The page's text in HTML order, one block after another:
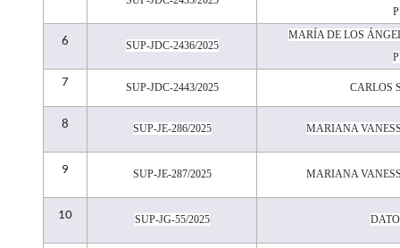
6 SUP-JDC-2436/2025
MARÍA DE LOS
7 SUP-JDC-2443/2025 CARLOS
8 SUP-JE-286/2025 MARIANA
9 SUP-JE-287/2025 MARIANA
10 SUP-JG-55/2025